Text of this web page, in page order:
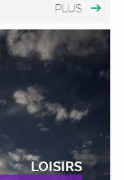
PLUS
LOISIRS